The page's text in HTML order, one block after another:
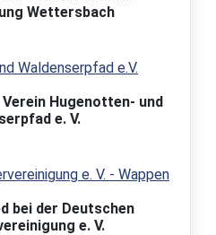
Wettersbach
Hugenotten- und
e. V.
bei der Deutschen
e. V.